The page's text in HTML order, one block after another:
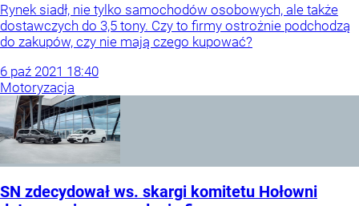
Rynek siadł, nie tylko samochodów osobowych, ale także
dostawczych do 3,5 tony. Czy to firmy ostrożnie podchodzą
do zakupów, czy nie mają czego kupować?
6 paź 2021 18:40
Motoryzacja
SN zdecydował ws. skargi komitetu Hołowni